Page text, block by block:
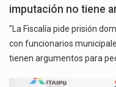
imputación no tiene
"La Fiscalía pide prisión
con funcionarios
tienen argumentos para